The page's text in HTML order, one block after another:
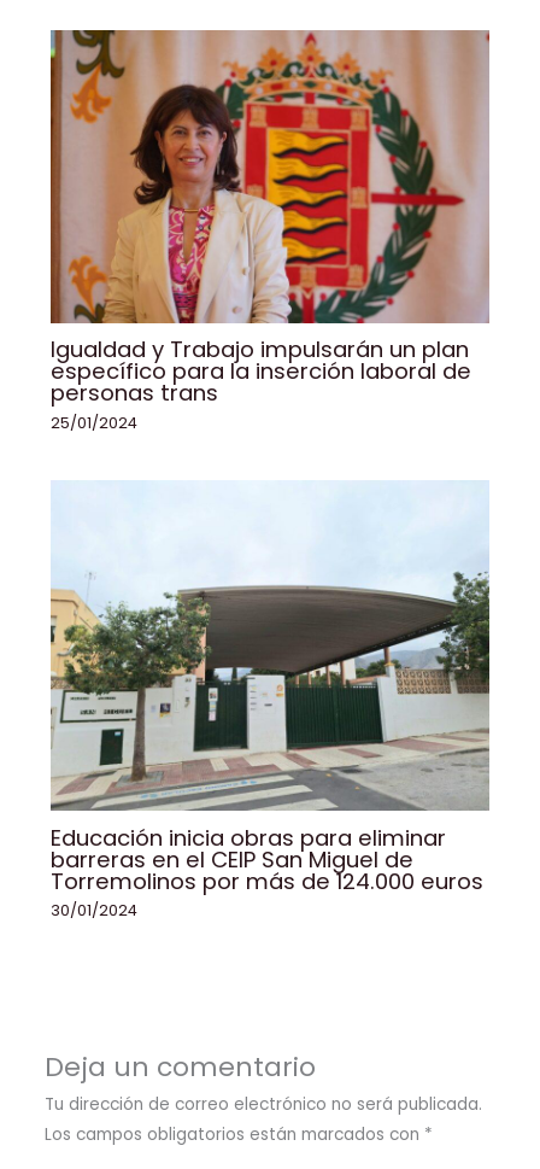
Igualdad y Trabajo impulsarán un plan
específico para la inserción laboral de
personas trans
25/01/2024
Educación inicia obras para eliminar
barreras en el CEIP San Miguel de
Torremolinos por más de 124.000 euros
30/01/2024
Deja un comentario
Tu dirección de correo electrónico no será publicada.
Los campos obligatorios están marcados con *